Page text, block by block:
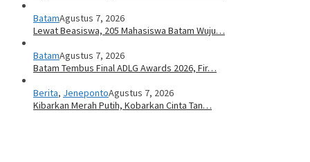
BatamAgustus 7, 2026
Lewat Beasiswa, 205 Mahasiswa Batam Wuju…
BatamAgustus 7, 2026
Batam Tembus Final ADLG Awards 2026, Fir…
Berita, JenepontoAgustus 7, 2026
Kibarkan Merah Putih, Kobarkan Cinta Tan…